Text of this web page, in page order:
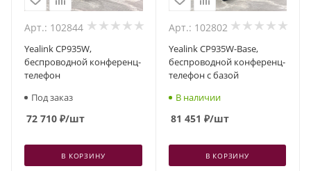
Арт.: 102844
Yealink CP935W,
беспроводной конференц-
телефон
Под заказ
72 710 ₽/шт
В КОРЗИНУ
Арт.: 102802
Yealink CP935W-Base,
беспроводной конференц-
телефон с базой
В наличии
81 451 ₽/шт
В КОРЗИНУ